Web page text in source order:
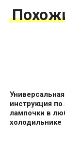
Универсальная
инструкция по
лампочки в
холодильнике